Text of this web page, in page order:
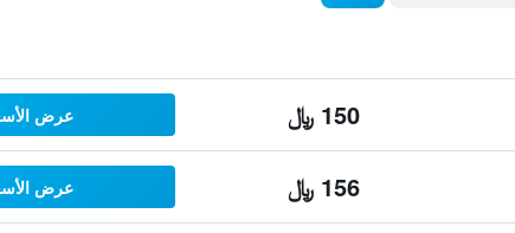
150 ﷼ عرض
156 ﷼ عرض